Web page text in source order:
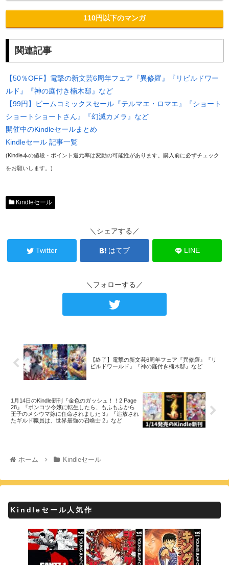
110円以下のマンガ
関連記事
【50％OFF】電撃の新文芸6周年フェア『異修羅』『リビルドワー
ルド』『神の庭付き楠木邸』など
【99円】ビームコミックスセール『テルマエ・ロマエ』『ショート
ショートショートさん』『幻滅カメラ』など
開催中のKindleセールまとめ
Kindleセール 記事一覧
(Kindle本の値段・ポイント還元率は変動の可能性があります。購入前に必ずチェック
をお願いします。)
Kindleセール
＼シェアする／
Twitter はてブ LINE
＼フォローする／
【終了】電撃の新文芸6周年フェア『異修羅』『リ
ビルドワールド』『神の庭付き楠木邸』など
1月14日のKindle新刊『金色のガッシュ！！2 Page
28』『ポンコツ令嬢に転生したら、もふもふから
王子のメシウマ嫁に任命されました 3』『追放され
たギルド職員は、世界最強の召喚士 2』など
ホーム Kindleセール
Kindleセール人気作